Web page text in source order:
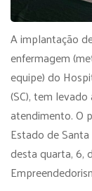
A implantação
enfermagem
equipe) do
(SC), tem
atendimento. O
Estado de
desta quarta, 6,